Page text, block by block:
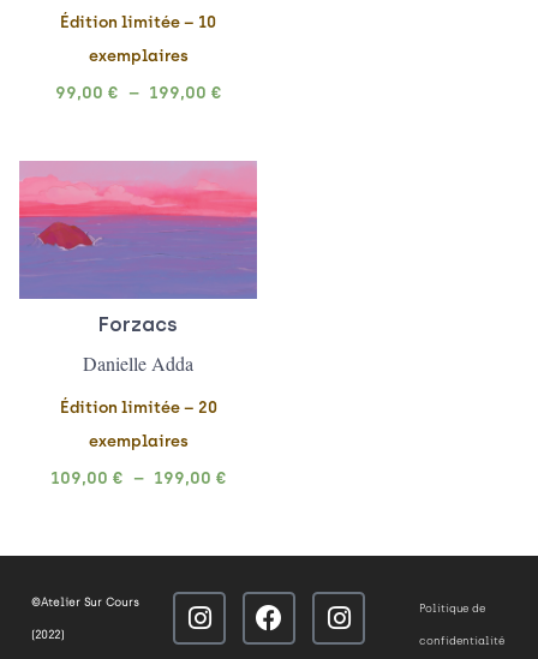
Édition limitée – 10
exemplaires
99,00 € – 199,00 €
Forzacs
Danielle Adda
Édition limitée – 20
exemplaires
109,00 € – 199,00 €
Plage
de
prix :
109,00 €
199,00 €
©Atelier Sur Cours
(2022)
I
n
F
a
I
n
Politique de
confidentialité